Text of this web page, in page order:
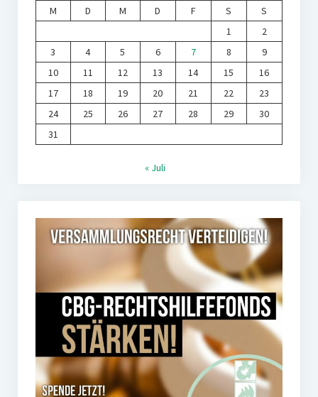
M
D M D F S
S
1
2
3
4 5 6 7 8
9
10
11 12 13 14 15
16
17
18 19 20 21 22
23
24
25 26 27 28 29
30
31
« Juli